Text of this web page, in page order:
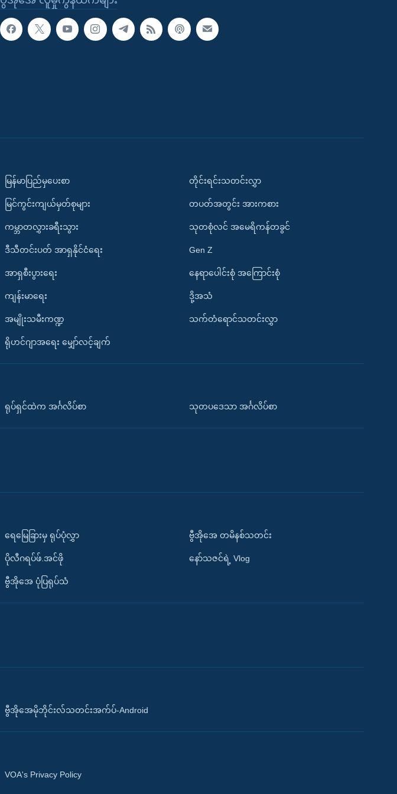
မြန်မာပြည်မှပေးစာ
မြင်ကွင်းကျယ်မှတ်စုများ
ကမ္ဘာတလွှားခရီးသွား
ဒီသီတင်းပတ် အာရှနိုင်ငံရေး
အာရှစီးပွားရေး
ကျန်းမာရေး
အမျိုးသမီးကဏ္ဍ
ရိုဟင်ဂျာအရေး မျှော်လင့်ချက်
တိုင်းရင်းသတင်းလွှာ
တပတ်အတွင်း အားကစား
သုတစုံလင် အမေရိကန်တခွင်
Gen Z
နေရာပေါင်းစုံ အကြောင်းစုံ
ဒို့အသံ
သက်တံရောင်သတင်းလွှာ
ရုပ်ရှင်ထဲက အင်္ဂလိပ်စာ သုတပဒေသာ အင်္ဂလိပ်စာ
ရေမြေခြားမှ ရုပ်ပုံလွှာ
ပိုလီဂရပ်ဖ်.အင်ဖို
ဗွီအိုအေ ပုံပြရုပ်သံ
ဗွီအိုအေ တမိနစ်သတင်း
နော်သဇင်ရဲ့ Vlog
ဗွီအိုအေမိုဘိုင်းလ်သတင်းအက်ပ်-Android
VOA's Privacy Policy